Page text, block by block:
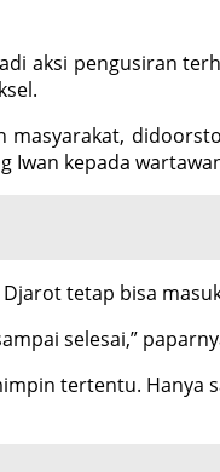
aksi pengusiran
Iwan kepada
tetap bisa
selesai,”
tertentu. Hanya